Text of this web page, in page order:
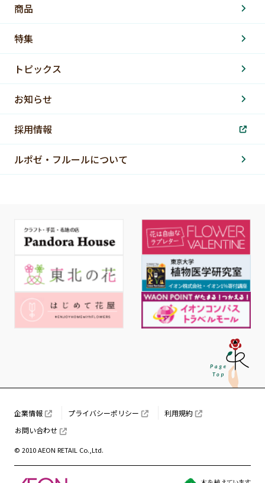
商品
特集
トピックス
お知らせ
採用情報
ルポゼ・フルールについて
企業情報 プライバシーポリシー
利用規約
お問い合わせ
© 2010 AEON RETAIL Co.,Ltd.